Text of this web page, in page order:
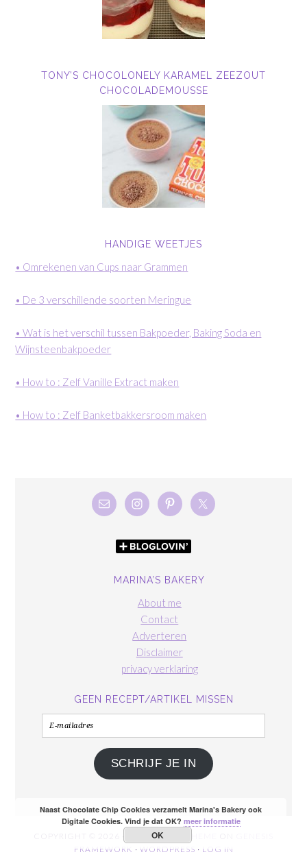
TONY’S CHOCOLONELY KARAMEL ZEEZOUT
CHOCOLADEMOUSSE
HANDIGE WEETJES
• Omrekenen van Cups naar Grammen
• De 3 verschillende soorten Meringue
• Wat is het verschil tussen Bakpoeder, Baking Soda en
Wijnsteenbakpoeder
• How to : Zelf Vanille Extract maken
• How to : Zelf Banketbakkersroom maken
MARINA’S BAKERY
About me
Contact
Adverteren
Disclaimer
privacy verklaring
GEEN RECEPT/ARTIKEL MISSEN
E-
mailadres
SCHRIJF JE IN
COPYRIGHT © 2026 · FOODIE PRO THEME
FRAMEWORK · WORDPRESS · LOG IN
Naast Chocolate Chip Cookies verzamelt Marina's Bakery ook
Digitale Cookies. Vind je dat OK? meer informatie
OK